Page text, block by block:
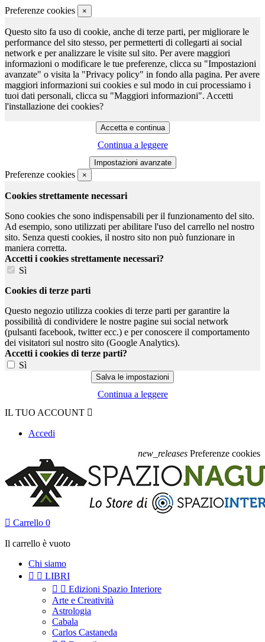
Preferenze cookies ×
Questo sito fa uso di cookie, anche di terze parti, per migliorare le
performance del sito stesso, per permetterti di collegarti ai social
network e per analizzare le visite sul sito. Per avere maggiori
informazioni o modificare le tue preferenze, clicca su "Impostazioni
avanzate" o visita la "Privacy policy" in fondo alla pagina. Per avere
maggiori informazioni sui cookies e sul modo in cui processiamo i
tuoi dati personali, clicca su "Maggiori informazioni". Accetti
l'installazione dei cookies?
Continua a leggere
Preferenze cookies ×
Cookies strettamente necessari
Sono cookies che sono indispensabili per il funzionamento del sito.
Ad esempio, sono utilizzati per abilitare l'uso del carrello nel nostro
sito. Senza questi cookies, il nostro sito non può funzionare in
maniera corretta.
Accetti i cookies strettamente necessari?
Sì
Cookies di terze parti
Questo negozio utilizza cookies di terze parti per garantire la
possibilità di condividere le nostre pagine sui social network
(pulsanti facebook, twitter ecc.) e per conoscere il comportamento
dei visitatori sul nostro sito (Google Analytics).
Accetti i cookies di terze parti?
Sì
Continua a leggere
IL TUO ACCOUNT 
Accedi
new_releases Preferenze cookies
 Carrello 0
Il carrello è vuoto
Chi siamo
  LIBRI
  Edizioni Spazio Interiore
Arte e Creatività
Astrologia
Cabala
Carlos Castaneda